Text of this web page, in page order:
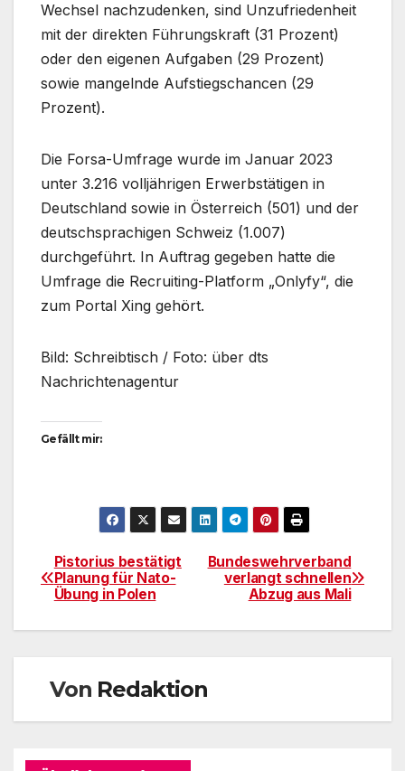
Wechsel nachzudenken, sind Unzufriedenheit
mit der direkten Führungskraft (31 Prozent)
oder den eigenen Aufgaben (29 Prozent)
sowie mangelnde Aufstiegschancen (29
Prozent).
Die Forsa-Umfrage wurde im Januar 2023
unter 3.216 volljährigen Erwerbstätigen in
Deutschland sowie in Österreich (501) und der
deutschsprachigen Schweiz (1.007)
durchgeführt. In Auftrag gegeben hatte die
Umfrage die Recruiting-Platform „Onlyfy“, die
zum Portal Xing gehört.
Bild: Schreibtisch / Foto: über dts
Nachrichtenagentur
Gefällt mir:
Beitragsnavigation
Bundeswehrverband
verlangt schnellen
Abzug aus Mali
Pistorius bestätigt
Planung für Nato-
Übung in Polen
Von Redaktion